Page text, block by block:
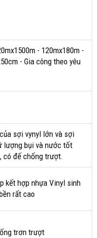
- 120mx180m -
- Gia công theo yêu
sợi vynyl lớn và sợi
lượng bụi và nước tốt
có đế chống trượt.
kết hợp nhựa Vinyl sinh
rất cao
trơn trượt